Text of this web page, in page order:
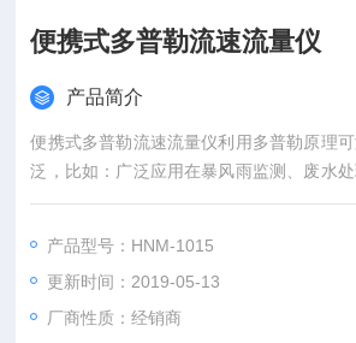
便携式多普勒流速流量仪
产品简介
便携式多普勒流速流量仪利用多普勒原理
泛，比如：广泛应用在暴风雨监测、废水处
政给排水、水量流失/渗入监测、灌溉流程
监测、道路排水监测、运河流程研究、江河
产品型号：HNM-1015
更新时间：2019-05-13
厂商性质：经销商